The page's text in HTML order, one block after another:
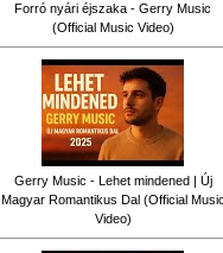
Forró nyári éjszaka - Gerry Music
(Official Music Video)
Gerry Music - Lehet mindened | Új
Magyar Romantikus Dal (Official Music
Video)